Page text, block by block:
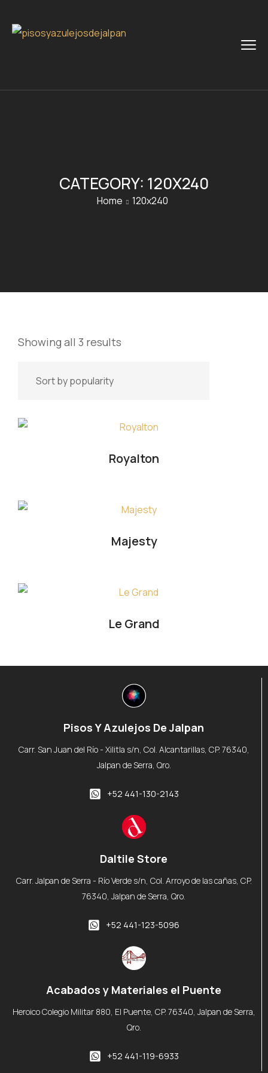
CATEGORY: 120X240
Home 120x240
Showing all 3 results
Royalton
Majesty
Le Grand
Pisos Y Azulejos De Jalpan
Carr. San Juan del Río - Xilitla s/n, Col. Alcantarillas, CP. 76340,
Jalpan de Serra, Qro.
+52 441-130-2143
Daltile Store
Carr. Jalpan de Serra - Río Verde s/n, Col. Arroyo de las cañas, CP.
76340, Jalpan de Serra, Qro.
+52 441-123-5096
Acabados y Materiales el Puente
Heroico Colegio Militar 880, El Puente, CP. 76340, Jalpan de Serra,
Qro.
+52 441-119-6933